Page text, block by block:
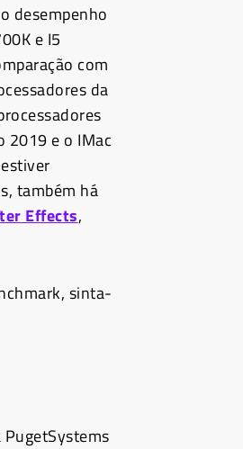
desempenho
e I5
com
da
2019 e o IMac
também há
Effects,
sinta-